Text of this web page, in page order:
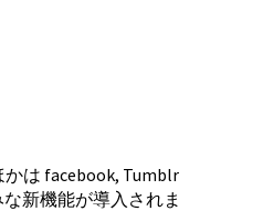
は facebook, Tumblr
新機能が導入されま